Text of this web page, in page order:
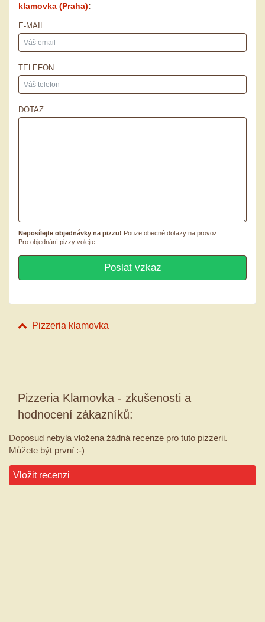
klamovka (Praha):
E-MAIL
TELEFON
DOTAZ
Neposílejte objednávky na pizzu! Pouze obecné dotazy na provoz.
Pro objednání pizzy volejte.
Pizzeria klamovka
Pizzeria Klamovka - zkušenosti a
hodnocení zákazníků:
Doposud nebyla vložena žádná recenze pro tuto pizzerii.
Můžete být první :-)
Vložit recenzi